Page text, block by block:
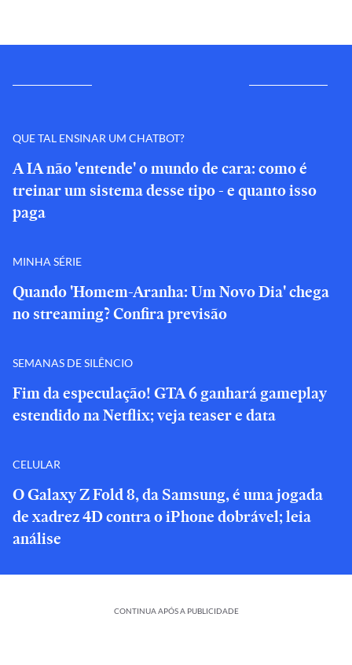
QUE TAL ENSINAR UM CHATBOT?
A IA não 'entende' o mundo de cara: como é
treinar um sistema desse tipo - e quanto isso
paga
MINHA SÉRIE
Quando 'Homem-Aranha: Um Novo Dia' chega
no streaming? Confira previsão
SEMANAS DE SILÊNCIO
Fim da especulação! GTA 6 ganhará gameplay
estendido na Netflix; veja teaser e data
CELULAR
O Galaxy Z Fold 8, da Samsung, é uma jogada
de xadrez 4D contra o iPhone dobrável; leia
análise
CONTINUA APÓS A PUBLICIDADE